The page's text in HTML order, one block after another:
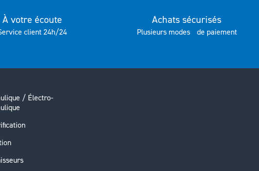
À votre écoute
client 24h/24
Achats sécurisés
Plusieurs modes de paiement
/ Électro-